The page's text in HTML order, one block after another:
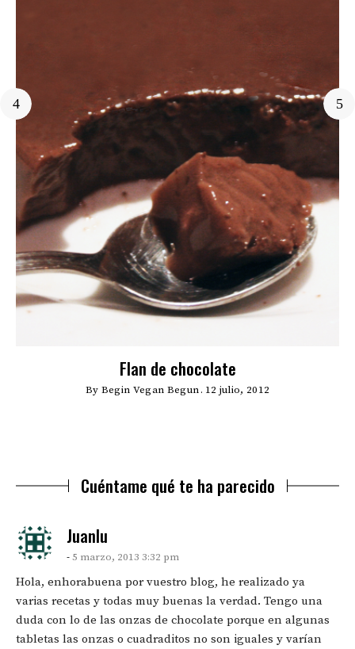
Flan de chocolate
By Begin Vegan Begun 12 julio, 2012
Cuéntame qué te ha parecido
Juanlu
5 marzo, 2013 3:32 pm
Hola, enhorabuena por vuestro blog, he realizado ya
varias recetas y todas muy buenas la verdad. Tengo una
duda con lo de las onzas de chocolate porque en algunas
tabletas las onzas o cuadraditos no son iguales y varían